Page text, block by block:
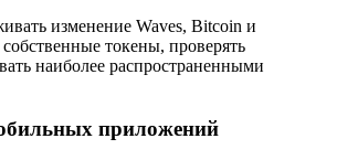
изменение Waves, Bitcoin и
собственные токены, проверять
наиболее распространенными
приложений